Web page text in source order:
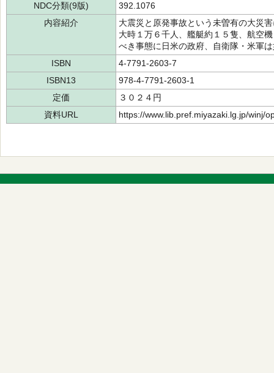
NDC分類(9版)
392.1076
内容紹介
大震災と原発事故という未曽有の大災
大時１万６千人、艦艇約１５隻、航空
べき事態に日米の政府、自衛隊・米軍
ISBN
4-7791-2603-7
ISBN13
978-4-7791-2603-1
定価
３０２４円
資料URL
https://www.lib.pref.miyazaki.lg.jp/winj/